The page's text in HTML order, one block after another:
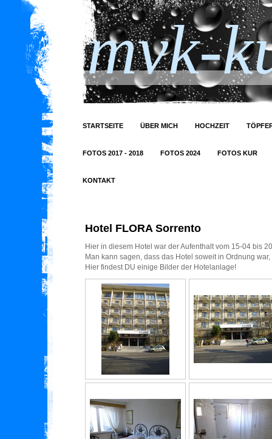
mvk-
STARTSEITE ÜBER MICH HOCHZEIT
FOTOS 2017 - 2018 FOTOS 2024 FOTOS KUR
KONTAKT
Hotel FLORA Sorrento
Hier in diesem Hotel war der Aufenthalt vom 15-04 bis
Man kann sagen, dass das Hotel soweit in Ordnung
Hier findest DU einige Bilder der Hotelanlage!